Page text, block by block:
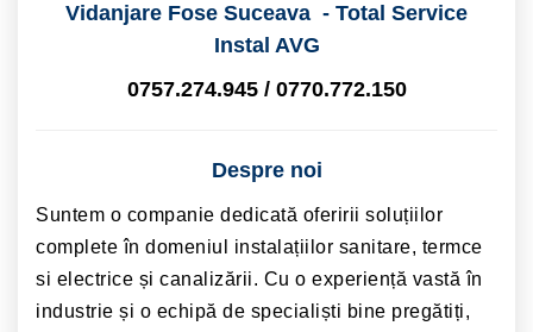
Vidanjare Fose Suceava - Total Service
Instal AVG
0757.274.945 / 0770.772.150
Despre noi
Suntem o companie dedicată oferirii soluțiilor
complete în domeniul instalațiilor sanitare, termce
si electrice și canalizării. Cu o experiență vastă în
industrie și o echipă de specialiști bine pregătiți,